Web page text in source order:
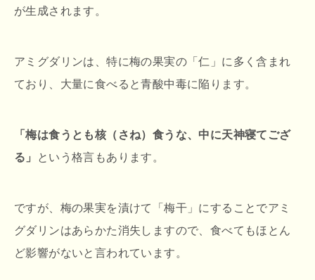
が生成されます。
アミグダリンは、特に梅の果実の「仁」に多く含まれ
ており、大量に食べると青酸中毒に陥ります。
「梅は食うとも核（さね）食うな、中に天神寝てござ
る」
という格言もあります。
ですが、梅の果実を漬けて「梅干」にすることでアミ
グダリンはあらかた消失しますので、食べてもほとん
ど影響がないと言われています。